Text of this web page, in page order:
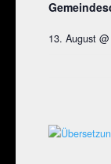
13. August